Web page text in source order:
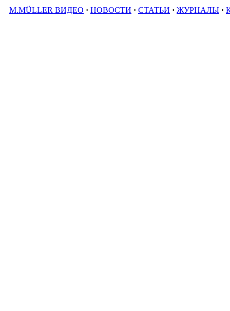
M.MÜLLER ВИДЕО · НОВОСТИ · СТАТЬИ · ЖУРНАЛЫ ·